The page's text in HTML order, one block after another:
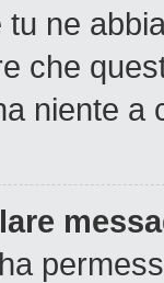
ne
che
niente a